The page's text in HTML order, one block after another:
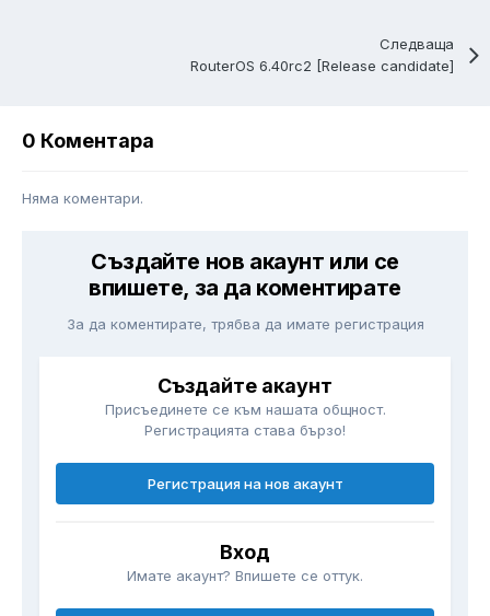
Следваща
RouterOS 6.40rc2 [Release candidate]
0 Коментара
Няма коментари.
Създайте нов акаунт или се
впишете, за да коментирате
За да коментирате, трябва да имате регистрация
Създайте акаунт
Присъединете се към нашата общност.
Регистрацията става бързо!
Регистрация на нов акаунт
Вход
Имате акаунт? Впишете се оттук.